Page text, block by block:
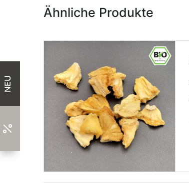
Ähnliche Produkte
NEU